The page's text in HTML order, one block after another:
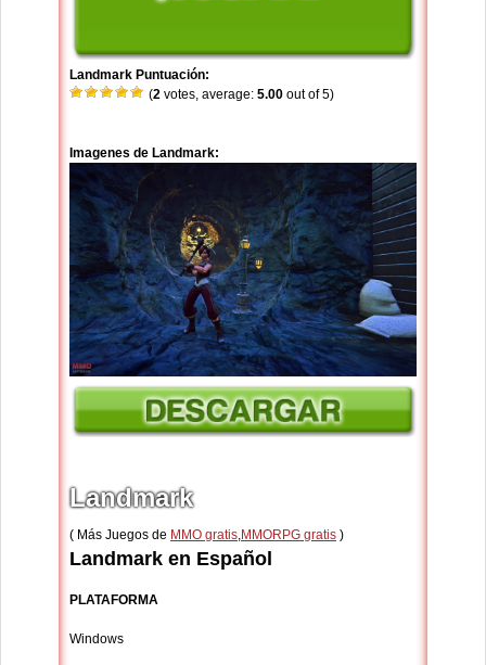
Landmark Puntuación:
(2 votes, average: 5.00 out of 5)
Imagenes de Landmark:
Landmark
( Más Juegos de MMO gratis,MMORPG gratis )
Landmark en Español
PLATAFORMA
Windows